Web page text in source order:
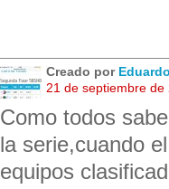
Creado por
21 de septiembre
Como todos
la serie,cuando
equipos